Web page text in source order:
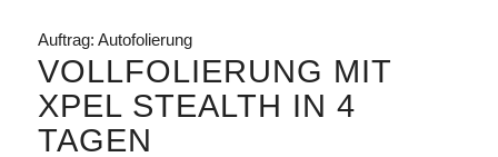
Auftrag: Autofolierung
VOLLFOLIERUNG MIT
XPEL STEALTH IN 4
TAGEN